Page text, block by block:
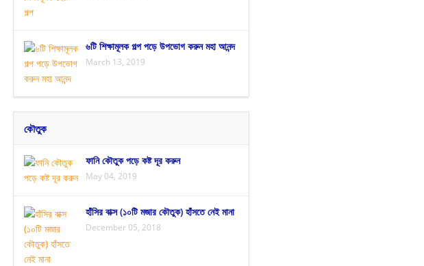
৬টি শিক্ষামূলক গল্প পড়ে উপভোগ করুন মহা আনন্দ
March 13, 2019
কৌতুক
ফানি কৌতুক পড়ে কষ্ট দূর করুন
May 04, 2019
হাঁসির বাক্স (১০টি মজার কৌতুক) হাঁসতে নেই মানা
December 05, 2018